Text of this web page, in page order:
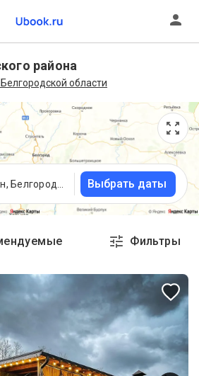
района
области
Выбрать даты
Фильтры